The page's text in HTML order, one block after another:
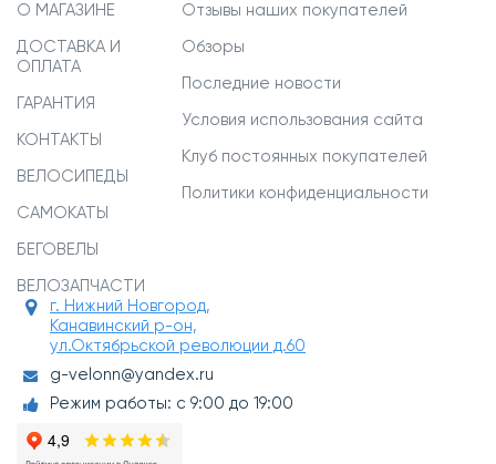
О МАГАЗИНЕ
ДОСТАВКА И
ОПЛАТА
ГАРАНТИЯ
КОНТАКТЫ
ВЕЛОСИПЕДЫ
САМОКАТЫ
БЕГОВЕЛЫ
ВЕЛОЗАПЧАСТИ
Отзывы наших покупателей
Обзоры
Последние новости
Условия использования сайта
Клуб постоянных покупателей
Политики конфиденциальности
г. Нижний Новгород,
Канавинский р-он,
ул.Октябрьской революции д.60
g-velonn@yandex.ru
Режим работы: с 9:00 до 19:00